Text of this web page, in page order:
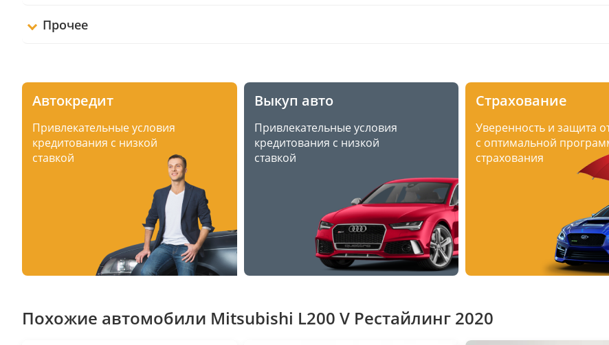
Прочее
Автокредит
Привлекательные условия
кредитования с низкой
ставкой
Выкуп авто
Привлекательные условия
кредитования с низкой
ставкой
Страхование
Уверенность и защита
с оптимальной
страхования
Похожие автомобили Mitsubishi L200 V Рестайлинг 2020